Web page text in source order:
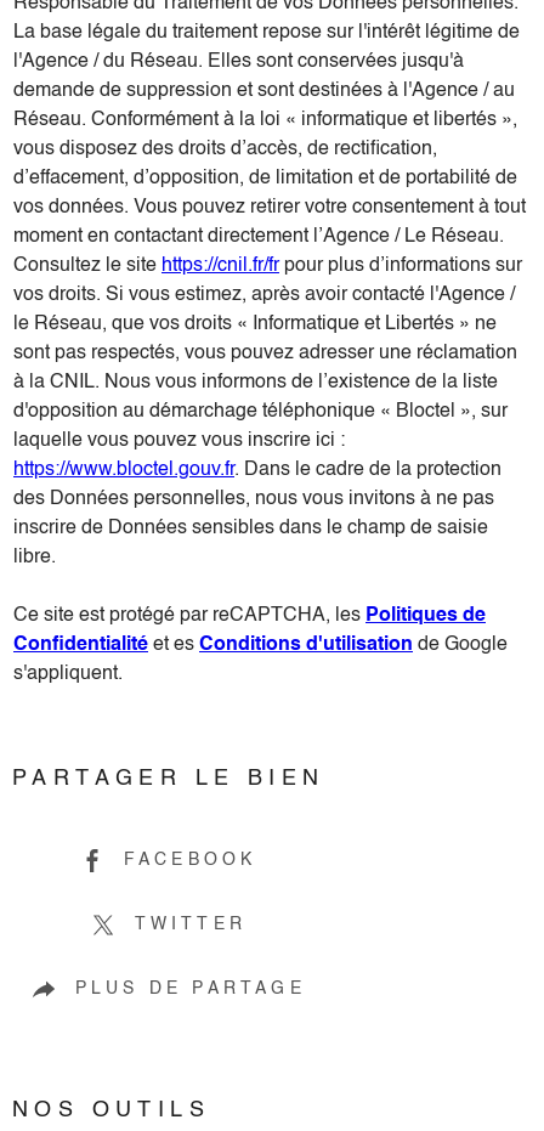
La base légale du traitement repose sur l'intérêt légitime de
l'Agence / du Réseau. Elles sont conservées jusqu'à
demande de suppression et sont destinées à l'Agence / au
Réseau. Conformément à la loi « informatique et libertés »,
vous disposez des droits d’accès, de rectification,
d’effacement, d’opposition, de limitation et de portabilité de
vos données. Vous pouvez retirer votre consentement à tout
moment en contactant directement l’Agence / Le Réseau.
Consultez le site https://cnil.fr/frpour plus d’informations sur
vos droits. Si vous estimez, après avoir contacté l'Agence /
le Réseau, que vos droits « Informatique et Libertés » ne
sont pas respectés, vous pouvez adresser une réclamation
à la CNIL. Nous vous informons de l’existence de la liste
d'opposition au démarchage téléphonique « Bloctel », sur
laquelle vous pouvez vous inscrire ici :
https://www.bloctel.gouv.fr. Dans le cadre de la protection
des Données personnelles, nous vous invitons à ne pas
inscrire de Données sensibles dans le champ de saisie
libre.
Ce site est protégé par reCAPTCHA, les Politiques de
Confidentialité et es Conditions d'utilisation de Google
s'appliquent.
PARTAGER LE BIEN
FACEBOOK
TWITTER
PLUS DE PARTAGE
NOS OUTILS